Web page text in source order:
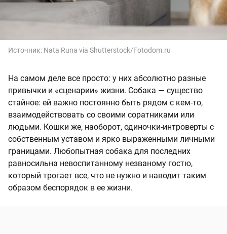
Источник: Nata Runa via Shutterstock/Fotodom.ru
На самом деле все просто: у них абсолютно разные
привычки и «сценарии» жизни. Собака — существо
стайное: ей важно постоянно быть рядом с кем-то,
взаимодействовать со своими соратниками или
людьми. Кошки же, наоборот, одиночки-интроверты с
собственным уставом и ярко выраженными личными
границами. Любопытная собака для последних
равносильна невоспитанному незваному гостю,
который трогает все, что не нужно и наводит таким
образом беспорядок в ее жизни.